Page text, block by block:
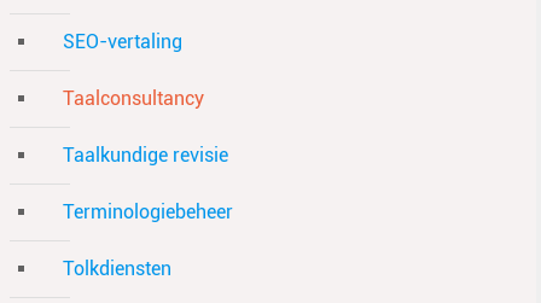
SEO-vertaling
Taalconsultancy
Taalkundige revisie
Terminologiebeheer
Tolkdiensten